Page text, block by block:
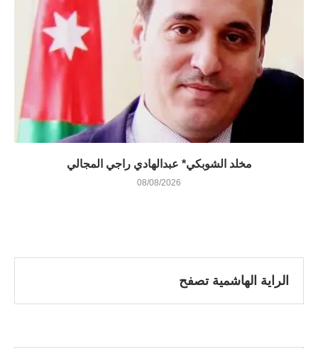
مخلد الشوبكي* عبدالهادي راجي المجالي
08/08/2026
الراية الهاشمية تصفح